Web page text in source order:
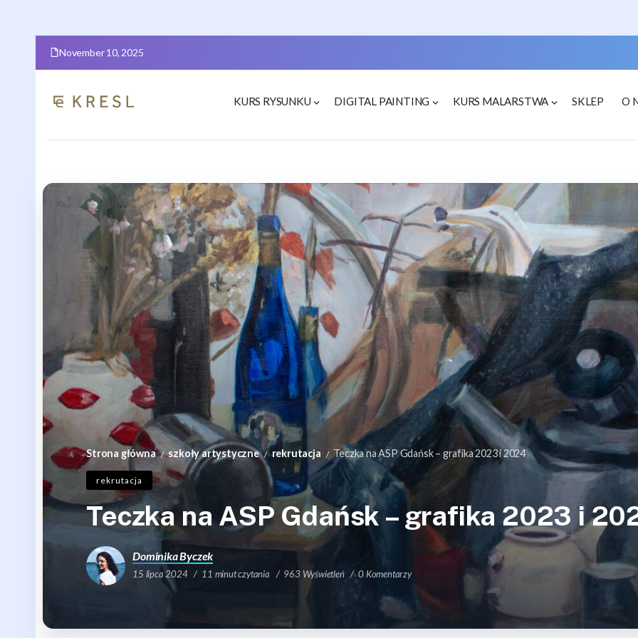
November 10, 2025
KURS RYSUNKU DIGITAL PAINTING KURS MALARSTWA SKLEP O
Strona główna / szkoły artystyczne / rekrutacja / Teczka na ASP Gdańsk – grafika 2023 i 2024
rekrutacja
Teczka na ASP Gdańsk – grafika 2023 i
Dominika Byczek
15 lipca 2024 11 minut czytania 963 Wyświetleń 0 Komentarzy